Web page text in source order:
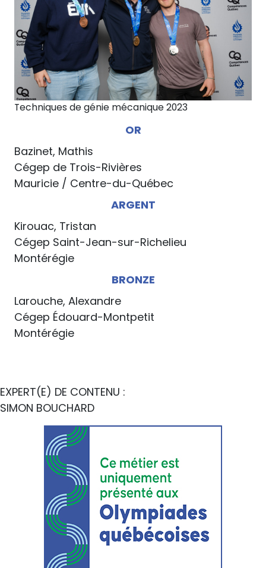
Techniques de génie mécanique 2023
OR
Bazinet, Mathis
Cégep de Trois-Rivières
Mauricie / Centre-du-Québec
ARGENT
Kirouac, Tristan
Cégep Saint-Jean-sur-Richelieu
Montérégie
BRONZE
Larouche, Alexandre
Cégep Édouard-Montpetit
Montérégie
EXPERT(E) DE CONTENU :
SIMON BOUCHARD